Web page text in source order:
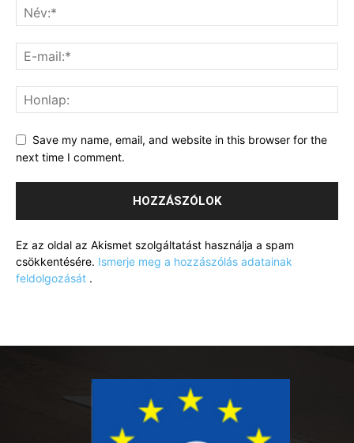
Save my name, email, and website in this browser for the
next time I comment.
Ez az oldal az Akismet szolgáltatást használja a spam
csökkentésére. Ismerje meg a hozzászólás adatainak
feldolgozását .